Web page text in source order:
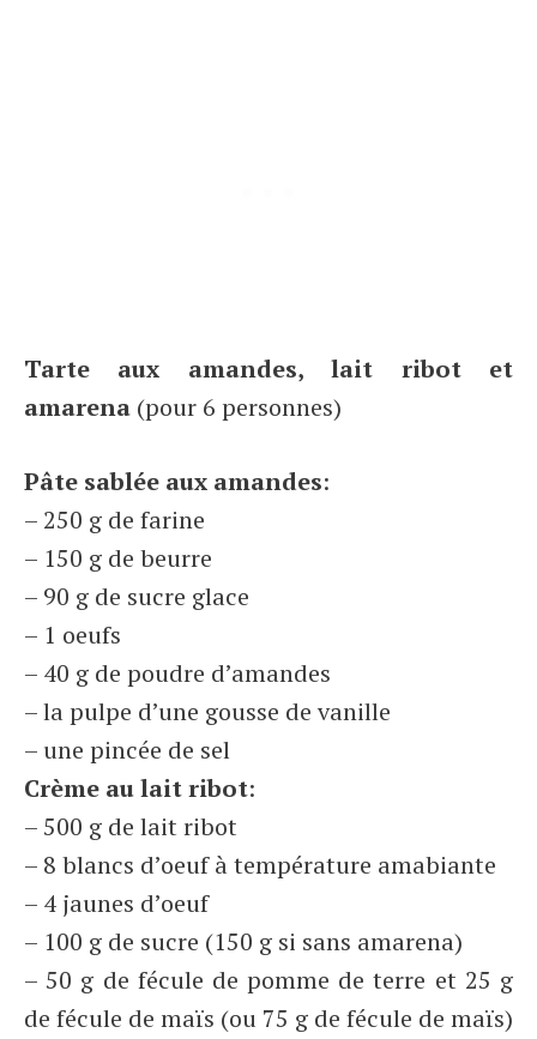
Tarte aux amandes, lait ribot et
amarena (pour 6 personnes)
Pâte sablée aux amandes:
– 250 g de farine
– 150 g de beurre
– 90 g de sucre glace
– 1 oeufs
– 40 g de poudre d’amandes
– la pulpe d’une gousse de vanille
– une pincée de sel
Crème au lait ribot:
– 500 g de lait ribot
– 8 blancs d’oeuf à température amabiante
– 4 jaunes d’oeuf
– 100 g de sucre (150 g si sans amarena)
– 50 g de fécule de pomme de terre et 25 g
de fécule de maïs (ou 75 g de fécule de maïs)